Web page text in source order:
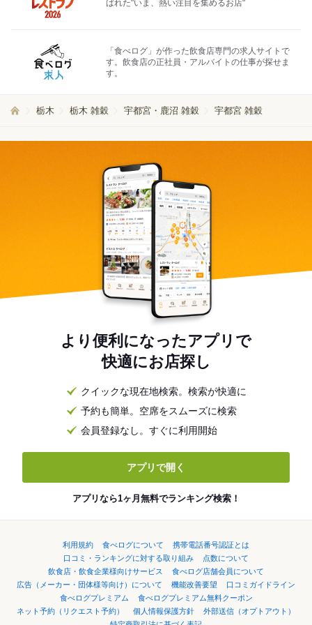
ばれた"いま、熱い注目を集めるお店"
「食べログ」が作った飲食店専門の求人サイトで
す。飲食店の正社員・アルバイトの仕事が探せま
す。
栃木 栃木 雑穀 宇都宮・鹿沼 雑穀 宇都宮 雑穀
より便利になったアプリで
快適にお店探し
クイックな現在地検索。検索が快適に
予約も簡単。空席をスムーズに検索
会員登録なし。すぐに利用開始
アプリで開く
アプリなら1ヶ月無料でランキング検索！
利用規約 食べログについて
携帯電話番号認証とは
口コミ・ランキングに対する取り組み
点数について
飲食店・飲食企業様向けサービス
食べログ店舗会員について
広告（メーカー・団体様等向け）について
機能改善要望
口コミガイドライン
食べログプレミアム
食べログプレミアム無料クーポン
ネット予約（リクエスト予約）
個人情報保護方針
外部送信（オプトアウト）